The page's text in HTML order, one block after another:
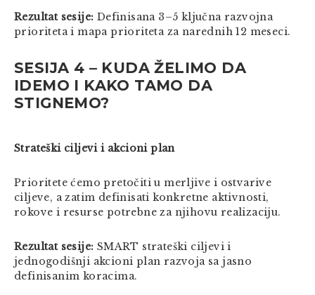
Rezultat sesije: Definisana 3–5 ključna razvojna
prioriteta i mapa prioriteta za narednih 12 meseci.
SESIJA 4 – KUDA ŽELIMO DA
IDEMO I KAKO TAMO DA
STIGNEMO?
Strateški ciljevi i akcioni plan
Prioritete ćemo pretočiti u merljive i ostvarive
ciljeve, a zatim definisati konkretne aktivnosti,
rokove i resurse potrebne za njihovu realizaciju.
Rezultat sesije: SMART strateški ciljevi i
jednogodišnji akcioni plan razvoja sa jasno
definisanim koracima.